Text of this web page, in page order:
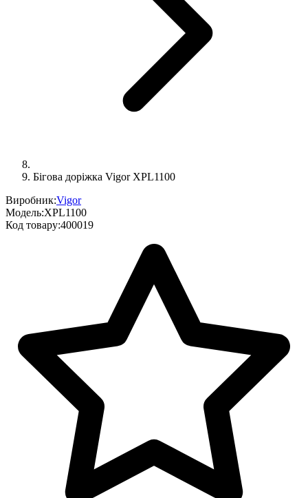
Бігова доріжка Vigоr XPL1100
Виробник:Vigor
Модель:XPL1100
Код товару:400019